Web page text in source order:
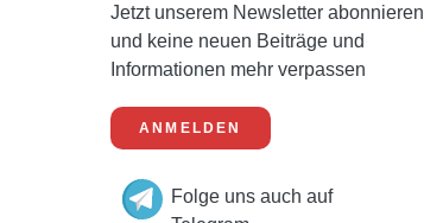
Jetzt unserem Newsletter abonnieren
und keine neuen Beiträge und
Informationen mehr verpassen
ANMELDEN
Folge uns auch auf